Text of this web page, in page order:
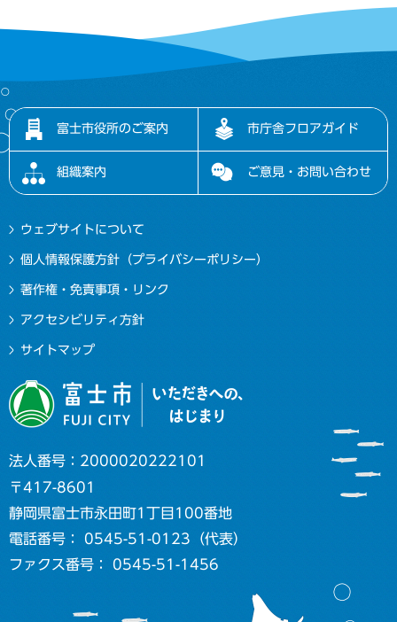
富士市役所のご案内 市庁舎フロアガイド
組織案内 ご意見・お問い合わせ
ウェブサイトについて
個人情報保護方針（プライバシーポリシー）
著作権・免責事項・リンク
アクセシビリティ方針
サイトマップ
法人番号：2000020222101
〒417-8601
静岡県富士市永田町1丁目100番地
電話番号： 0545-51-0123（代表）
ファクス番号： 0545-51-1456